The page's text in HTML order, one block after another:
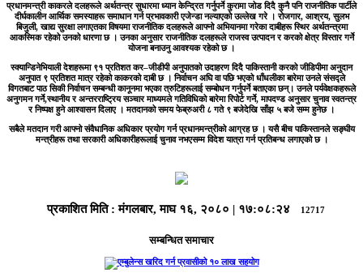
प्रधानमन्त्री काकरले दलहरूले अर्थतन्त्र सुधारमा ध्यान केन्द्रित गर्नुपर्ने कुरामा जोड दिदै कुनै पनि राजनीतिक पार्टीले
दीर्घकालीन आर्थिक समस्याहरू समाधान गर्न प्रभावकारी एजेन्डा नल्याएको उल्लेख गरे । रोजगार, आश्रय, सुलभ
बिजुली, खाद्य सुरक्षा लगाएतका विषयमा राजनीतिक दलहरूले आफ्नो अभियानमा गरेका दाबीहरू स्थिर अर्थतन्त्रमा
आकस्मिक रहेको उनको धारणा छ । उनका अनुसार राजनीतिक दलहरूले राजस्व उत्पादन र करको क्षेत्र विस्तार गर्ने
योजना बनाउनु आवश्यक रहेको छ ।
स्क्यान्डिनेभियाली देशहरूमा ९१ प्रतिशत कर–जीडीपी अनुपातको उदाहरण दिदै पाकिस्तानी करको जीडिपीमा अनुदान
अनुपात ९ प्रतिशत मात्र रहेको काकरको दाबी छ । निर्वाचन अघि वा पछि भएको धाँधलीका बारेमा उनले संसद्ले
विगतबाट पाठ सिकी निर्वाचन सम्बन्धी कानूनमा भएका त्रुटिहरूलाई सम्बोधन गर्नुपर्ने बताएका छन्। उनले पर्यवेक्षकहरूले
अनुगमन गर्ने,स्थानीय र अन्तरराष्ट्रिय सञ्चार माध्यमले गतिविधिको बारेमा रिपोर्ट गर्ने, मापदण्ड अनुसार चुनाव स्वतन्त्र
र निष्पक्ष हुने आश्वासन दिलाए । मतदानको समय फेब्रुअरी ८ गते ९ बजेदेखि साँझ ५ बजे सम्म हुनेछ ।
सबैले मतदान गरी आफ्नो संवैधानिक अधिकार प्रयोग गर्न प्रधानमन्त्रीको आग्रह छ । यसै बीच पाकिस्तानले सङ्घीय
मन्त्रीहरू तथा सरकारी अधिकारीहरूलाई चुनाव नभएसम्म विदेश यात्रा गर्न प्रतिबन्ध लगाएको छ ।
प्रकाशित मिति :मंगलबार, माघ १६, २०८० | १७:०८:२४ 12717
सम्बन्धित समाचार